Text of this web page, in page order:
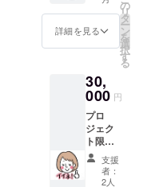
ん、
ANKAZ
U、優し
込めて
お礼の
メール
もお送
り致し
ます。
※出版記
念ライ
ブ詳細
・プロ
ジェク
ト限定
タオル
うきん
になる
までの
作り方
付き) ・
もえ
ちゃん
絵葉書
・優し
詳細を見る
の
リ
タ
ー
ン
を
選
択
す
る
30,
000 円
プロ
ジェク
ト限定
特典あ
り！！
・CD付
支援
者：
2人